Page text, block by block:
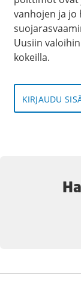
vanhojen ja jo
Uusiin
kokeilla.
KIRJAUDU